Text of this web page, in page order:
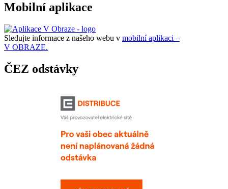
Mobilní aplikace
Sledujte informace z našeho webu v mobilní aplikaci –
V OBRAZE.
ČEZ odstávky